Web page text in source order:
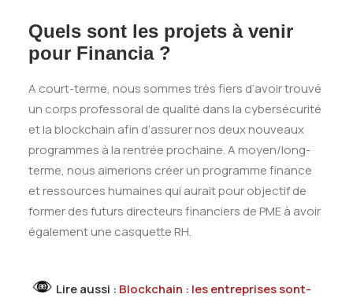
Quels sont les projets à venir
pour Financia ?
A court-terme, nous sommes très fiers d’avoir trouvé
un corps professoral de qualité dans la cybersécurité
et la blockchain afin d’assurer nos deux nouveaux
programmes à la rentrée prochaine. A moyen/long-
terme, nous aimerions créer un programme finance
et ressources humaines qui aurait pour objectif de
former des futurs directeurs financiers de PME à avoir
également une casquette RH.
Lire aussi : Blockchain : les entreprises sont-